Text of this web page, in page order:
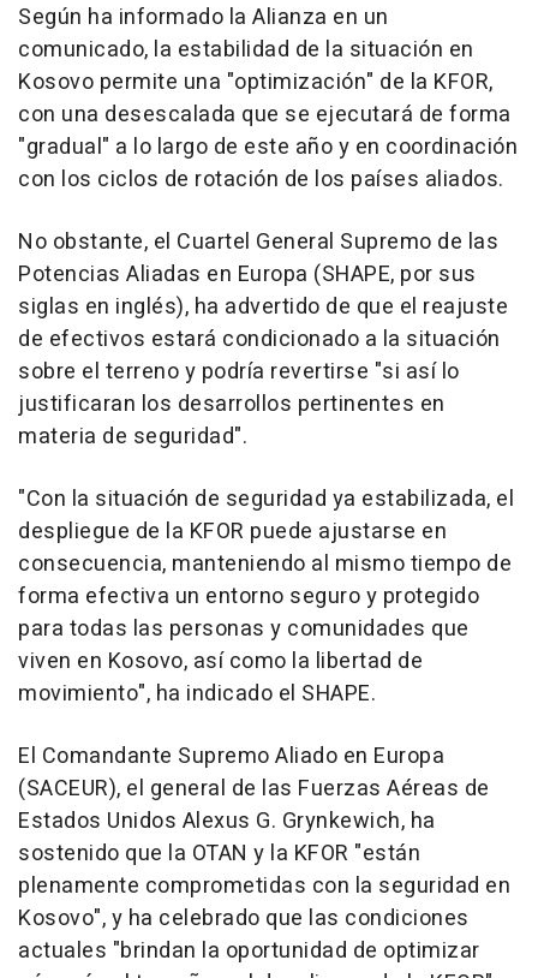
Según ha informado la Alianza en un
comunicado, la estabilidad de la situación en
Kosovo permite una "optimización" de la KFOR,
con una desescalada que se ejecutará de forma
"gradual" a lo largo de este año y en coordinación
con los ciclos de rotación de los países aliados.
No obstante, el Cuartel General Supremo de las
Potencias Aliadas en Europa (SHAPE, por sus
siglas en inglés), ha advertido de que el reajuste
de efectivos estará condicionado a la situación
sobre el terreno y podría revertirse "si así lo
justificaran los desarrollos pertinentes en
materia de seguridad".
"Con la situación de seguridad ya estabilizada, el
despliegue de la KFOR puede ajustarse en
consecuencia, manteniendo al mismo tiempo de
forma efectiva un entorno seguro y protegido
para todas las personas y comunidades que
viven en Kosovo, así como la libertad de
movimiento", ha indicado el SHAPE.
El Comandante Supremo Aliado en Europa
(SACEUR), el general de las Fuerzas Aéreas de
Estados Unidos Alexus G. Grynkewich, ha
sostenido que la OTAN y la KFOR "están
plenamente comprometidas con la seguridad en
Kosovo", y ha celebrado que las condiciones
actuales "brindan la oportunidad de optimizar